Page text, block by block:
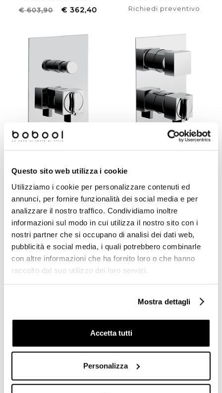
Questo sito web utilizza i cookie
Utilizziamo i cookie per personalizzare contenuti ed
annunci, per fornire funzionalità dei social media e per
analizzare il nostro traffico. Condividiamo inoltre
informazioni sul modo in cui utilizza il nostro sito con i
nostri partner che si occupano di analisi dei dati web,
pubblicità e social media, i quali potrebbero combinarle
con altre informazioni che ha fornito loro o che hanno
raccolto dal suo utilizzo dei loro servizi.
Mostra dettagli
Accetta tutti
Personalizza
€ 603,90 € 362,40 Richiedi preventivo
cromato da incasso stile
Rubinetteria Bugnatese
€ 447,74 € 268,70 € 617,32 € 370,40
termostatico
Miscelatore doccia
termostatico cromato da
incasso design squadrato -
Tetris, Rubinetteria
Bugnatese
Miscelatore doccia
termostatico cromato da
incasso stile moderno -
Kobuk, Rubinetteria
Bugnatese